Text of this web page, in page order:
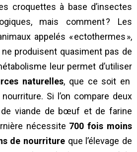
croquettes à base d’insectes
mais comment ? Les
appelés « ectothermes »,
produisent quasiment pas de
leur permet d’utiliser
naturelles, que ce soit en
Si l’on compare deux
de viande de bœuf et de farine
nécessite 700 fois moins
de nourriture que l’élevage de